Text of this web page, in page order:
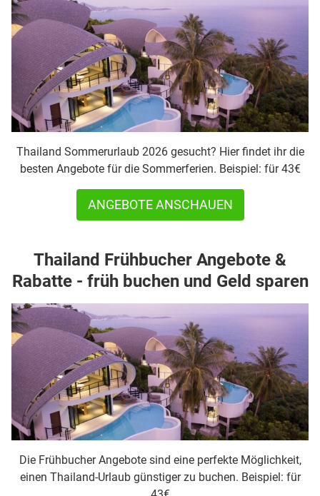
Thailand Sommerurlaub 2026 gesucht? Hier findet ihr die
besten Angebote für die Sommerferien. Beispiel: für 43€
ANGEBOTE ANSCHAUEN
Thailand Frühbucher Angebote &
Rabatte - früh buchen und Geld sparen
Die Frühbucher Angebote sind eine perfekte Möglichkeit,
einen Thailand-Urlaub günstiger zu buchen. Beispiel: für